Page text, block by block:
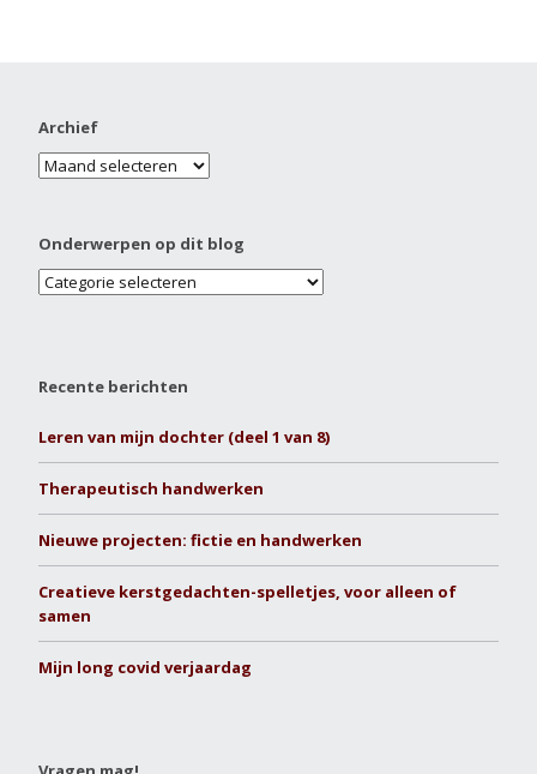
Archief
Onderwerpen op dit blog
Recente berichten
Leren van mijn dochter (deel 1 van 8)
Therapeutisch handwerken
Nieuwe projecten: fictie en handwerken
Creatieve kerstgedachten-spelletjes, voor alleen of
samen
Mijn long covid verjaardag